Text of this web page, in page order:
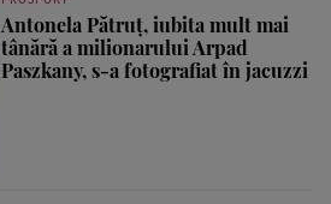
Antonela Pătruț, iubita mult mai
tânără a milionarului Arpad
Paszkany, s-a fotografiat în jacuzzi